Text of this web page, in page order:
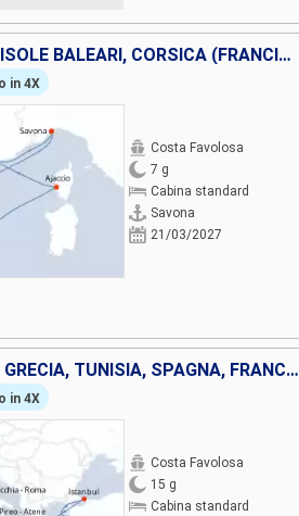
ITALIA, SPAGNA, ISOLE BALEARI, CORSICA (FRANCIA), FRANCIA
in 4X
Costa Favolosa
7 g
Cabina standard
Savona
21/03/2027
ITALIA, TURCHIA, GRECIA, TUNISIA, SPAGNA, FRANCIA
in 4X
Costa Favolosa
15 g
Cabina standard